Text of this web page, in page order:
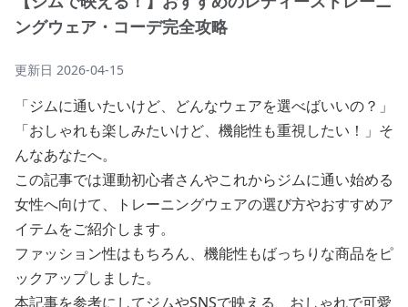
ングウェア・コーデ完全攻略
更新日 2026-04-15
「ジムに通いたいけど、どんなウェアを選べばいいの？」
「おしゃれも楽しみたいけど、機能性も重視したい！」そ
んなあなたへ。
この記事では運動初心者さんやこれからジムに通い始める
女性へ向けて、トレーニングウェアの選び方やおすすめア
イテムをご紹介します。
ファッション性はもちろん、機能性もばっちりな商品をピ
ックアップしました。
本記事を参考にしてジムやSNSで映える、おしゃれで可愛